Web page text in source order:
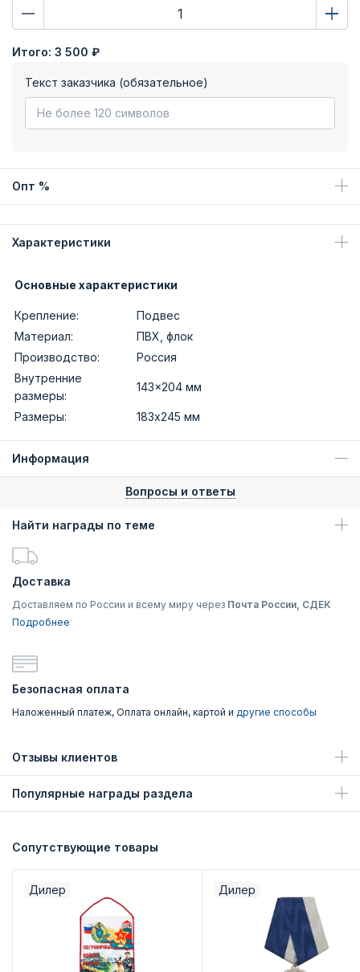
Итого: 3 500 ₽
Текст заказчика (обязательное)
Опт %
Характеристики
Основные характеристики
Крепление:
Подвес
Материал:
ПВХ, флок
Производство:
Россия
Внутренние
размеры:
143x204 мм
Размеры: 183х245 мм
Информация
Вопросы и ответы
Найти награды по теме
Доставка
Доставляем по России и всему миру через Почта России, СДЕК
Подробнее
Безопасная оплата
Наложенный платеж, Оплата онлайн, картой и другие способы
Отзывы клиентов
Популярные награды раздела
Сопутствующие товары
Дилер Дилер